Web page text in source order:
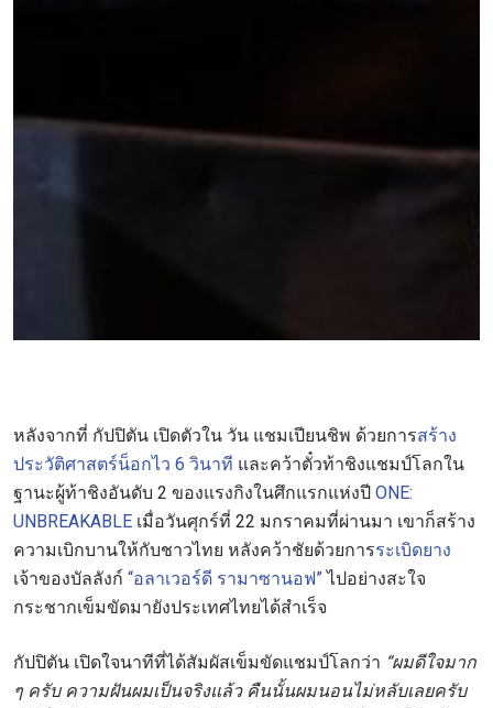
หลังจากที่ กัปปิตัน เปิดตัวใน วัน แชมเปียนชิพ ด้วยการสร้าง
ประวัติศาสตร์น็อกไว 6 วินาที และคว้าตั๋วท้าชิงแชมป์โลกใน
ฐานะผู้ท้าชิงอันดับ 2 ของแรงกิงในศึกแรกแห่งปี ONE:
UNBREAKABLE เมื่อวันศุกร์ที่ 22 มกราคมที่ผ่านมา เขาก็สร้าง
ความเบิกบานให้กับชาวไทย หลังคว้าชัยด้วยการระเบิดยาง
เจ้าของบัลลังก์ “อลาเวอร์ดี รามาซานอฟ”ไปอย่างสะใจ
กระชากเข็มขัดมายังประเทศไทยได้สำเร็จ
กัปปิตัน เปิดใจนาทีที่ได้สัมผัสเข็มขัดแชมป์โลกว่า “ผมดีใจมาก
ๆ ครับ ความฝันผมเป็นจริงแล้ว คืนนั้นผมนอนไม่หลับเลยครับ